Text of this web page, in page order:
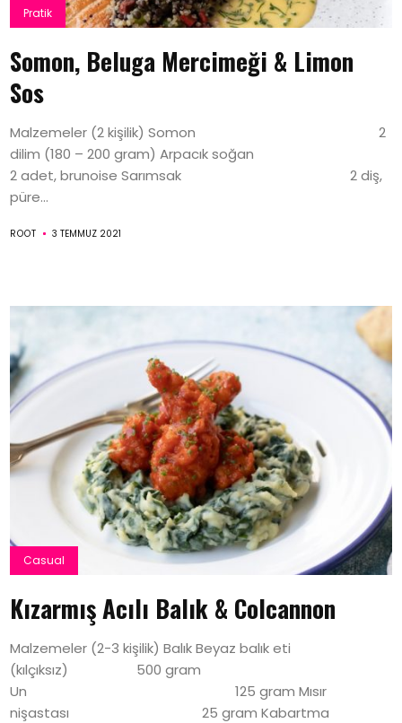
Pratik
Somon, Beluga Mercimeği & Limon
Sos
Malzemeler (2 kişilik) Somon 2
dilim (180 – 200 gram) Arpacık soğan
2 adet, brunoise Sarımsak 2 diş,
püre...
ROOT 3 TEMMUZ 2021
Casual
Kızarmış Acılı Balık & Colcannon
Malzemeler (2-3 kişilik) Balık Beyaz balık eti
(kılçıksız) 500 gram
Un 125 gram Mısır
nişastası 25 gram Kabartma